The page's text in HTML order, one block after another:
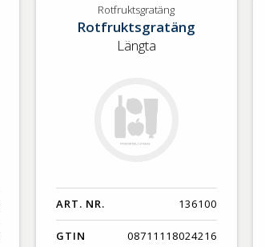
Rotfruktsgratäng
Rotfruktsgratäng
Rotfruktsgratäng
Längta
ART. NR. 136100
GTIN 08711118024216